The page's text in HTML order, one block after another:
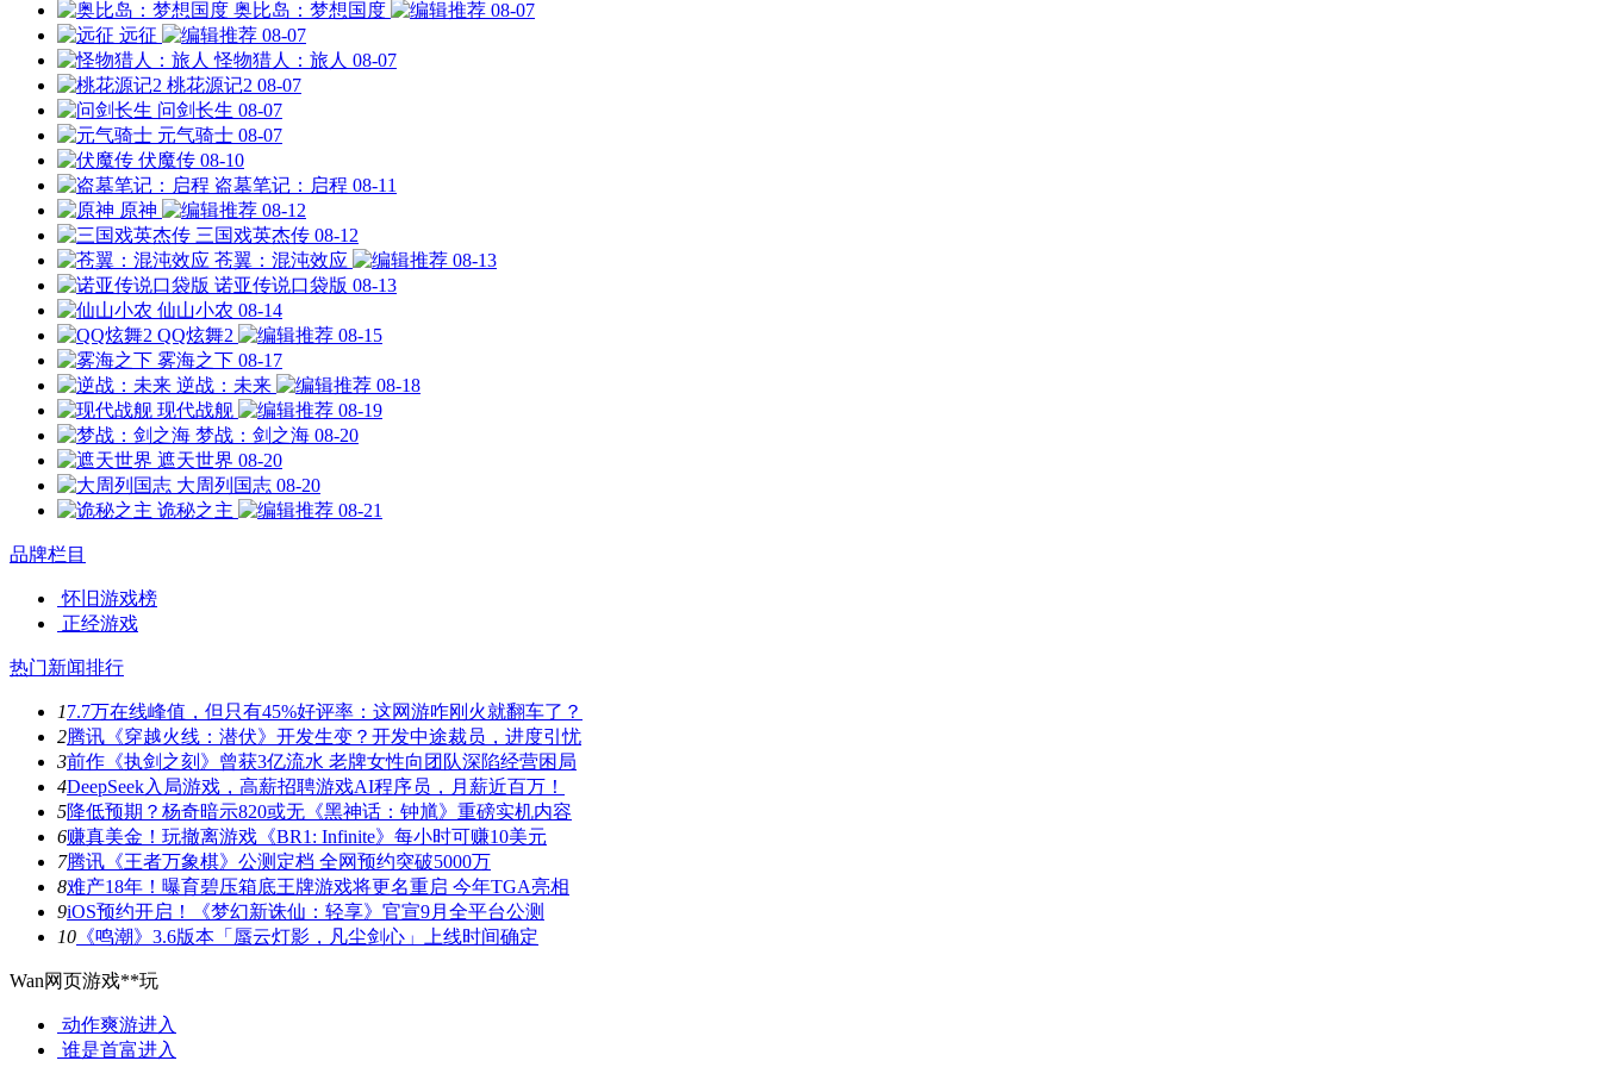
奥比岛：梦想国度
08-07
远征
08-07
怪物猎人：旅人 08-07
桃花源记2 08-07
问剑长生 08-07
元气骑士 08-07
伏魔传 08-10
盗墓笔记：启程 08-11
原神
08-12
三国戏英杰传 08-12
苍翼：混沌效应
08-13
诺亚传说口袋版 08-13
仙山小农 08-14
QQ炫舞2
08-15
雾海之下 08-17
逆战：未来
08-18
现代战舰
08-19
梦战：剑之海 08-20
遮天世界 08-20
大周列国志 08-20
诡秘之主
08-21
品牌栏目
怀旧游戏榜
正经游戏
热门新闻排行
17.7万在线峰值，但只有45%好评率：这网游咋刚火就翻车了？
2腾讯《穿越火线：潜伏》开发生变？开发中途裁员，进度引忧
3前作《执剑之刻》曾获3亿流水 老牌女性向团队深陷经营困局
4DeepSeek入局游戏，高薪招聘游戏AI程序员，月薪近百万！
5降低预期？杨奇暗示820或无《黑神话：钟馗》重磅实机内容
6赚真美金！玩撤离游戏《BR1: Infinite》每小时可赚10美元
7腾讯《王者万象棋》公测定档 全网预约突破5000万
8难产18年！曝育碧压箱底王牌游戏将更名重启 今年TGA亮相
9iOS预约开启！《梦幻新诛仙：轻享》官宣9月全平台公测
10 《鸣潮》3.6版本「蜃云灯影，凡尘剑心」上线时间确定
Wan网页游戏**玩
动作爽游进入
谁是首富进入